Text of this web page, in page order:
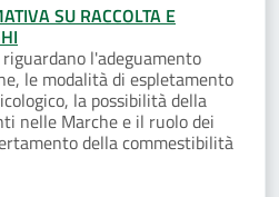
SU RACCOLTA E
l'adeguamento
le modalità di espletamento
la possibilità della
nelle Marche e il ruolo dei
della commestibilità